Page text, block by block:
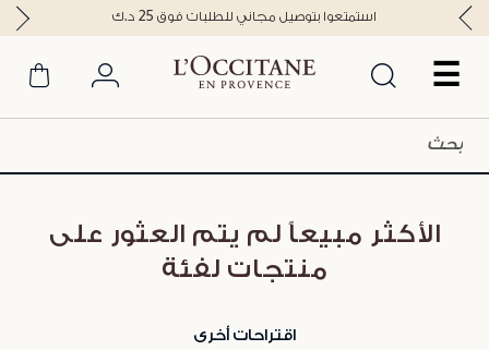
☰
استمتعوا بتوصيل مجاني للطلبات فوق 25 د.ك
الأكثر مبيعاً لم يتم العثور على
منتجات لفئة
اقتراحات أخرى